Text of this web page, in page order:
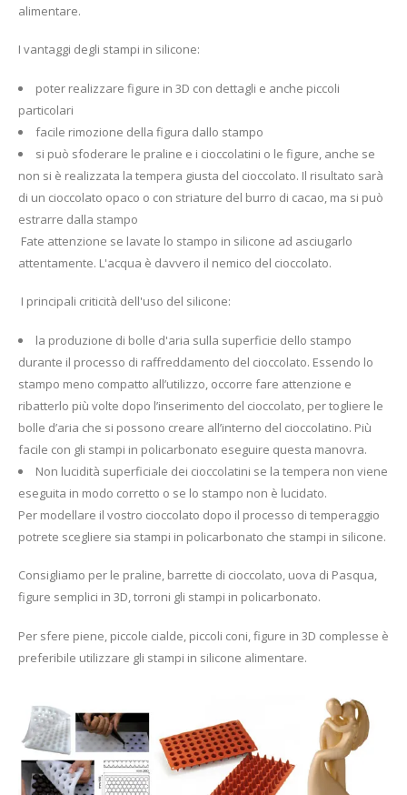
alimentare.
I vantaggi degli stampi in silicone:
poter realizzare figure in 3D con dettagli e anche piccoli
particolari
facile rimozione della figura dallo stampo
si può sfoderare le praline e i cioccolatini o le figure, anche se
non si è realizzata la tempera giusta del cioccolato. Il risultato sarà
di un cioccolato opaco o con striature del burro di cacao, ma si può
estrarre dalla stampo
Fate attenzione se lavate lo stampo in silicone ad asciugarlo
attentamente. L'acqua è davvero il nemico del cioccolato.
I principali criticità dell'uso del silicone:
la produzione di bolle d'aria sulla superficie dello stampo
durante il processo di raffreddamento del cioccolato. Essendo lo
stampo meno compatto all’utilizzo, occorre fare attenzione e
ribatterlo più volte dopo l’inserimento del cioccolato, per togliere le
bolle d’aria che si possono creare all’interno del cioccolatino. Più
facile con gli stampi in policarbonato eseguire questa manovra.
Non lucidità superficiale dei cioccolatini se la tempera non viene
eseguita in modo corretto o se lo stampo non è lucidato.
Per modellare il vostro cioccolato dopo il processo di temperaggio
potrete scegliere sia stampi in policarbonato che stampi in silicone.
Consigliamo per le praline, barrette di cioccolato, uova di Pasqua,
figure semplici in 3D, torroni gli stampi in policarbonato.
Per sfere piene, piccole cialde, piccoli coni, figure in 3D complesse è
preferibile utilizzare gli stampi in silicone alimentare.